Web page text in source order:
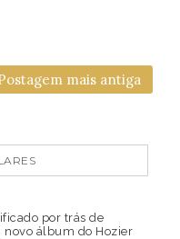
mais antiga
por trás de
novo álbum do Hozier